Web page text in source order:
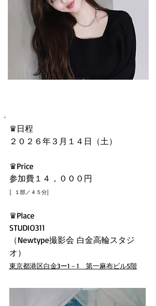
橘京
♛日程
２０２６年３月１４日（土）
​♛Price
参加費１４，０００円
〚１部／４５分〛
♛Place
STUDIO311
（Newtype撮影会 白金高輪スタジ
オ）
東京都港区白金3ー1－1 第一麻布ビル5階